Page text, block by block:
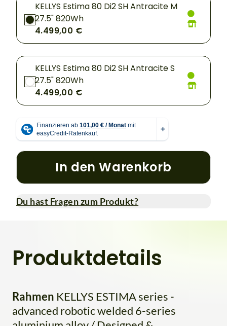
KELLYS Estima 80 Di2 SH Antracite M
27.5" 820Wh
4.499,00 €
KELLYS Estima 80 Di2 SH Antracite S
27.5" 820Wh
4.499,00 €
In den Warenkorb
Du hast Fragen zum Produkt?
Produktdetails
Rahmen KELLYS ESTIMA series -
advanced robotic welded 6-series